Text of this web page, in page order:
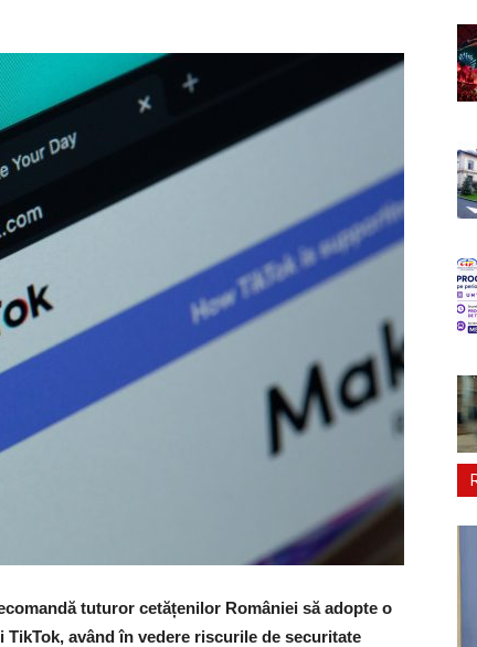
tuturor cetățenilor României să adopte o
având în vedere riscurile de securitate